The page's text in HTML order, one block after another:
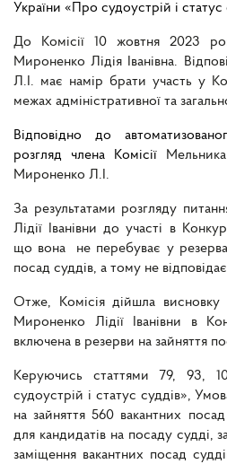
України «Про судоустрій і статус
До Комісії 10 жовтня 2023
Мироненко Лідія Іванівна.
Л.І. має намір брати участь у
межах адміністративної та
Відповідно до
розгляд члена Комісії
Мироненко Л.І.
За результатами розгляду
Лідії Іванівни до участі в
що вона не перебуває у
посад суддів, а тому не
Отже, Комісія дійшла висновку
Мироненко Лідії Іванівни в
включена в резерви на зайняття
Керуючись статтями 79, 93,
судоустрій і статус суддів»,
на зайняття 560 вакантних
для кандидатів на посаду судді,
заміщення вакантних посад